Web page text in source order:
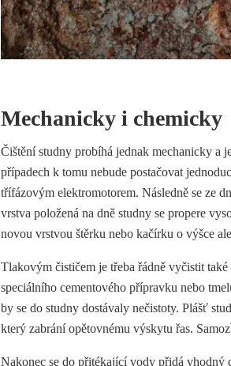
Mechanicky i chemicky
Čištění studny probíhá jednak mechanicky a
případech k tomu nebude postačovat
třífázovým elektromotorem. Následně se ze
vrstva položená na dně studny se propere
novou vrstvou štěrku nebo kačírku o výšce
Tlakovým čističem je třeba řádně vyčistit
speciálního cementového přípravku nebo
by se do studny dostávaly nečistoty. Plášť
který zabrání opětovnému výskytu řas.
Nakonec se do přitékající vody přidá vhodný